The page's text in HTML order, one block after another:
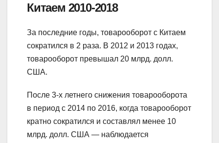
Китаем 2010-2018
За последние годы, товарооборот с Китаем
сократился в 2 раза. В 2012 и 2013 годах,
товарооборот превышал 20 млрд. долл.
США.
После 3-х летнего снижения товарооборота
в период с 2014 по 2016, когда товарооборот
кратно сократился и составлял менее 10
млрд. долл. США — наблюдается